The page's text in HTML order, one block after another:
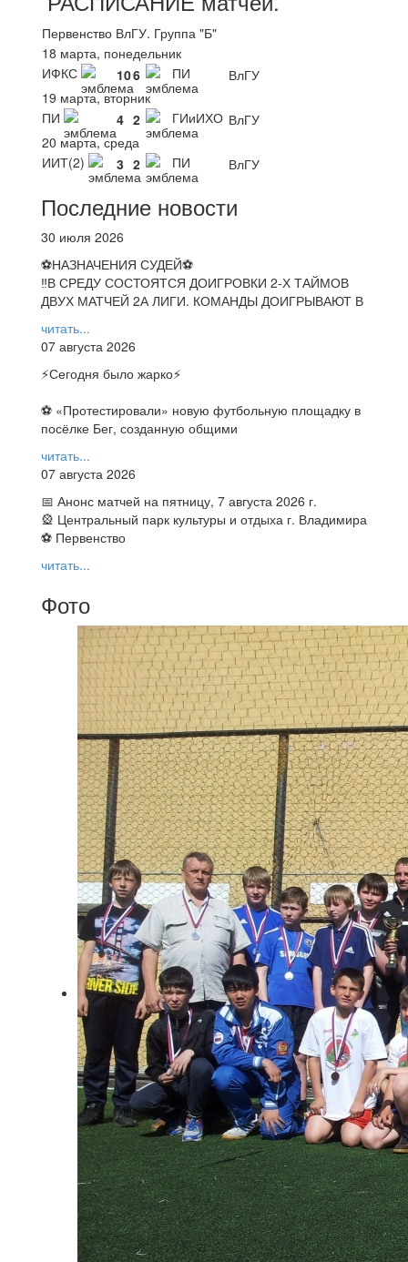
Первенство ВлГУ. Группа "Б"
18 марта, понедельник
ИФКС
106 ПИ
ВлГУ
19 марта, вторник
ПИ
4 2 ГИиИХО ВлГУ
20 марта, среда
ИИТ(2)
3 2 ПИ ВлГУ
Последние новости
30 июля 2026
⚽НАЗНАЧЕНИЯ СУДЕЙ⚽
‼В СРЕДУ СОСТОЯТСЯ ДОИГРОВКИ 2-Х ТАЙМОВ
ДВУХ МАТЧЕЙ 2А ЛИГИ. КОМАНДЫ ДОИГРЫВАЮТ В
читать...
07 августа 2026
⚡️Сегодня было жарко⚡️
⚽ ️«Протестировали» новую футбольную площадку в
посёлке Бег, созданную общими
читать...
07 августа 2026
📅 Анонс матчей на пятницу, 7 августа 2026 г.
🎡 Центральный парк культуры и отдыха г. Владимира
⚽ Первенство
читать...
Фото